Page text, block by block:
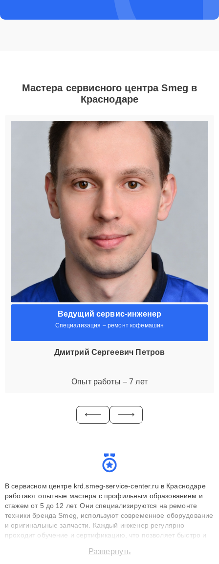
Мастера сервисного центра Smeg в
Краснодаре
Ведущий сервис-инженер
Специализация – ремонт кофемашин
Дмитрий Сергеевич Петров
Опыт работы – 7 лет
В сервисном центре krd.smeg-service-center.ru в Краснодаре
работают опытные мастера с профильным образованием и
стажем от 5 до 12 лет. Они специализируются на ремонте
техники бренда Smeg, используют современное оборудование
и оригинальные запчасти. Каждый инженер регулярно
проходит обучение и сертификацию, что позволяет быстро и
сохранением гарантии до 3 лет. Наши мастера решают
Развернуть